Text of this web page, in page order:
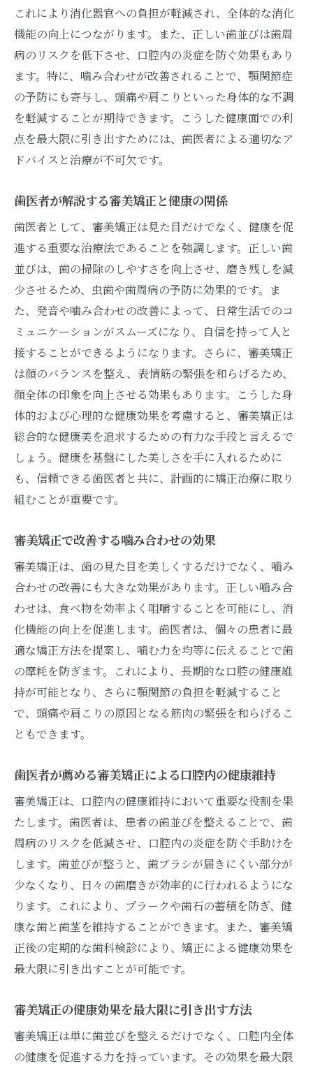
これにより消化器官への負担が軽減され、全体的な消化
機能の向上につながります。また、正しい歯並びは歯周
病のリスクを低下させ、口腔内の炎症を防ぐ効果もあり
ます。特に、噛み合わせが改善されることで、顎関節症
の予防にも寄与し、頭痛や肩こりといった身体的な不調
を軽減することが期待できます。こうした健康面での利
点を最大限に引き出すためには、歯医者による適切なア
ドバイスと治療が不可欠です。
歯医者が解説する審美矯正と健康の関係
歯医者として、審美矯正は見た目だけでなく、健康を促
進する重要な治療法であることを強調します。正しい歯
並びは、歯の掃除のしやすさを向上させ、磨き残しを減
少させるため、虫歯や歯周病の予防に効果的です。ま
た、発音や噛み合わせの改善によって、日常生活でのコ
ミュニケーションがスムーズになり、自信を持って人と
接することができるようになります。さらに、審美矯正
は顔のバランスを整え、表情筋の緊張を和らげるため、
顔全体の印象を向上させる効果もあります。こうした身
体的および心理的な健康効果を考慮すると、審美矯正は
総合的な健康美を追求するための有力な手段と言えるで
しょう。健康を基盤にした美しさを手に入れるために
も、信頼できる歯医者と共に、計画的に矯正治療に取り
組むことが重要です。
審美矯正で改善する噛み合わせの効果
審美矯正は、歯の見た目を美しくするだけでなく、噛み
合わせの改善にも大きな効果があります。正しい噛み合
わせは、食べ物を効率よく咀嚼することを可能にし、消
化機能の向上を促進します。歯医者は、個々の患者に最
適な矯正方法を提案し、噛む力を均等に伝えることで歯
の摩耗を防ぎます。これにより、長期的な口腔の健康維
持が可能となり、さらに顎関節の負担を軽減すること
で、頭痛や肩こりの原因となる筋肉の緊張を和らげるこ
ともできます。
歯医者が薦める審美矯正による口腔内の健康維持
審美矯正は、口腔内の健康維持において重要な役割を果
たします。歯医者は、患者の歯並びを整えることで、歯
周病のリスクを低減させ、口腔内の炎症を防ぐ手助けを
します。歯並びが整うと、歯ブラシが届きにくい部分が
少なくなり、日々の歯磨きが効率的に行われるようにな
ります。これにより、プラークや歯石の蓄積を防ぎ、健
康な歯と歯茎を維持することができます。また、審美矯
正後の定期的な歯科検診により、矯正による健康効果を
最大限に引き出すことが可能です。
審美矯正の健康効果を最大限に引き出す方法
審美矯正は単に歯並びを整えるだけでなく、口腔内全体
の健康を促進する力を持っています。その効果を最大限